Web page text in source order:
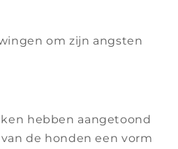
om zijn angsten
hebben aangetoond
de honden een vorm